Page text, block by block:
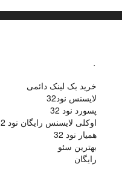
خرید بک لینک دائمی
لایسنس نود32
پسورد نود 32
اوکلی لایسنس رایگان نود 32
همیار نود 32
بهترین سئو
رایگان